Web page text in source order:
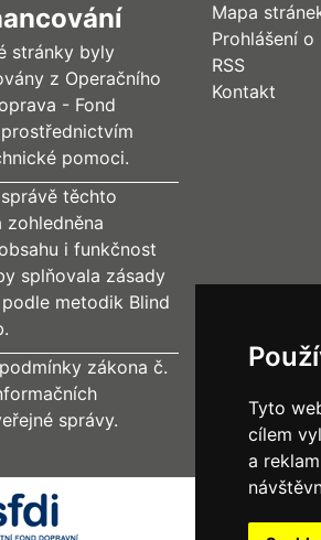
Tyto
cílem
a
stránky byly
z Operačního
- Fond
pomoci.
těchto
zohledněna
i funkčnost
splňovala zásady
metodik Blind
zákona č.
správy.
Mapa
Prohlášení
RSS
Kontakt